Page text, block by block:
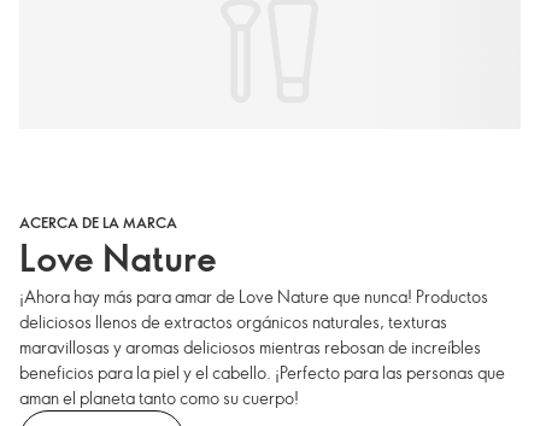
ACERCA DE LA MARCA
Love Nature
¡Ahora hay más para amar de Love Nature que nunca! Productos
deliciosos llenos de extractos orgánicos naturales, texturas
maravillosas y aromas deliciosos mientras rebosan de increíbles
beneficios para la piel y el cabello. ¡Perfecto para las personas que
aman el planeta tanto como su cuerpo!